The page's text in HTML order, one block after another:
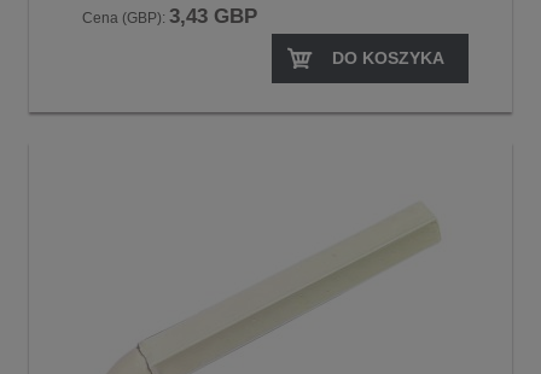
Cena (GBP): 3,43 GBP
DO KOSZYKA